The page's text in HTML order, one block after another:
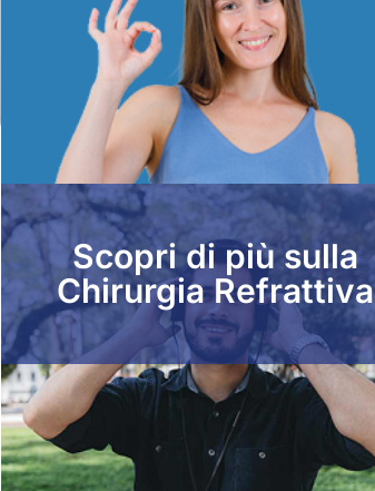
Scopri di più sulla
Chirurgia Refrattiva